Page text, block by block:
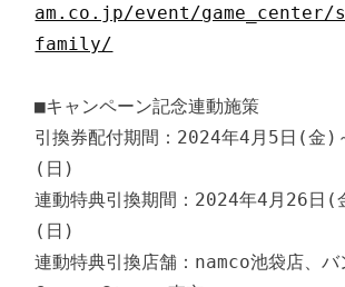
am.co.jp/event/game_center/
family/
■キャンペーン記念連動施策
引換券配付期間：2024年4月5日(金)
(日)
連動特典引換期間：2024年4月26日(
(日)
連動特典引換店舗：namco池袋店、バ